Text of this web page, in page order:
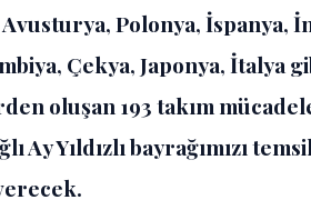
Polonya, İspanya,
Çekya, Japonya, İtalya
oluşan 193 takım
Ay Yıldızlı bayrağımızı